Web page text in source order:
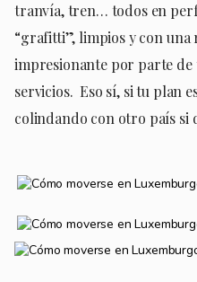
tranvía, tren… todos en
“grafitti”, limpios y con
impresionante por parte de
servicios. Eso sí, si tu plan
colindando con otro país si